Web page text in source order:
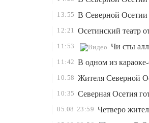
13:55 В Северной Осетии
12:21 Осетинский театр
11:53 Чи сты
11:42 В одном из
10:58 Жителя Северной
10:35 Северная Осетия
05.08 23:59 Четверо